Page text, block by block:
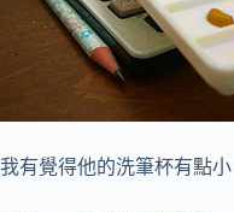
我有覺得他的洗筆杯有點